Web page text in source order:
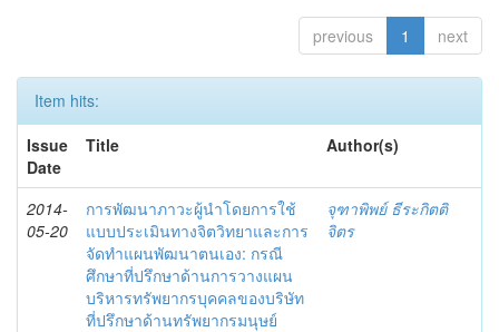
previous 1 next
Item hits:
Issue
Date
Title Author(s)
2014-
05-20
การพัฒนาภาวะผู้นำโดยการใช้
แบบประเมินทางจิตวิทยาและการ
จัดทำแผนพัฒนาตนเอง: กรณี
ศึกษาที่ปรึกษาด้านการวางแผน
บริหารทรัพยากรบุคคลของบริษัท
ที่ปรึกษาด้านทรัพยากรมนุษย์
จุฑาพิพย์ ธีระกิตติ
จิตร